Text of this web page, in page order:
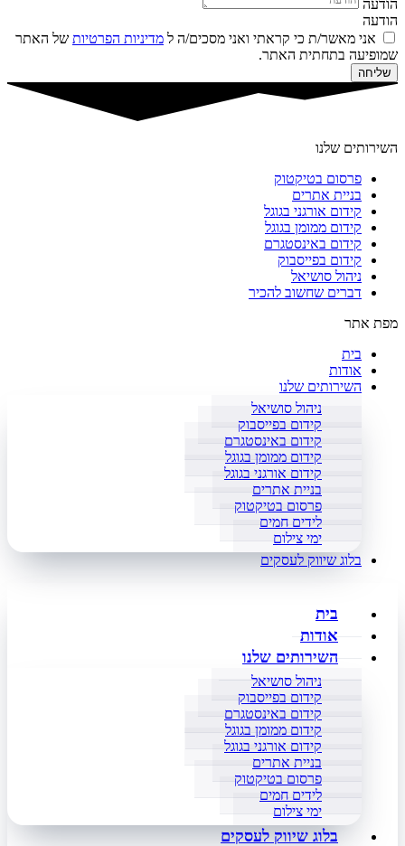
הודעה
הודעה
אני מאשר/ת כי קראתי ואני מסכים/ה ל מדיניות הפרטיות של האתר
שמופיעה בתחתית האתר.
שליחה
השירותים שלנו
פרסום בטיקטוק
בניית אתרים
קידום אורגני בגוגל
קידום ממומן בגוגל
קידום באינסטגרם
קידום בפייסבוק
ניהול סושיאל
דברים שחשוב להכיר
מפת אתר
בית
אודות
השירותים שלנו
ניהול סושיאל
קידום בפייסבוק
קידום באינסטגרם
קידום ממומן בגוגל
קידום אורגני בגוגל
בניית אתרים
פרסום בטיקטוק
לידים חמים
ימי צילום
בלוג שיווק לעסקים
בית
אודות
השירותים שלנו
ניהול סושיאל
קידום בפייסבוק
קידום באינסטגרם
קידום ממומן בגוגל
קידום אורגני בגוגל
בניית אתרים
פרסום בטיקטוק
לידים חמים
ימי צילום
בלוג שיווק לעסקים